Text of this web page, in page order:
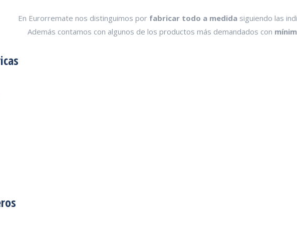
En Eurorremate nos distinguimos porfabricar todo a medidasiguiendo las
Además contamos con algunos de los productos más demandados con